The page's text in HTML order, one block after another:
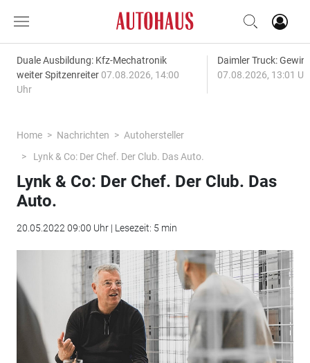
Duale Ausbildung: Kfz-Mechatronik
weiter Spitzenreiter 07.08.2026, 14:00
Uhr
Daimler Truck:
07.08.2026, 13:01
Home Nachrichten
Autohersteller
Lynk & Co: Der Chef. Der Club. Das Auto.
Lynk & Co: Der Chef. Der Club. Das
Auto.
20.05.2022 09:00 Uhr | Lesezeit: 5 min